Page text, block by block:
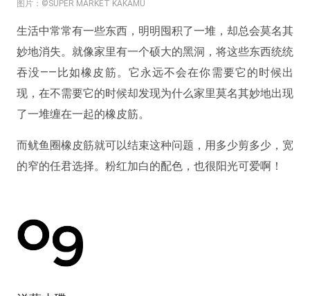
图片：©SUPER MARKET KAKAMU
生活中常常有一些东西，明明囤积了一堆，却总会莫名其
妙地消失。就像家里有一个硕大的黑洞，将这些东西统统
吞没——比如橡皮筋。它永远不会在你需要它的时候出
现，在不需要它的时候却发现为什么家里莫名其妙地出现
了一堆缠在一起的橡皮筋。
而鱿鱼圈橡皮筋就可以结束这种问题，用多少剪多少，宽
的窄的任君选择。粉红加白的配色，也很阳光可爱啊！